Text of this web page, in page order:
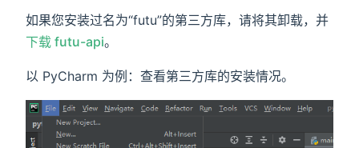
如果您安装过名为“futu”的第三方库，请将其卸载，并
下载 futu-api。
以 PyCharm 为例：查看第三方库的安装情况。